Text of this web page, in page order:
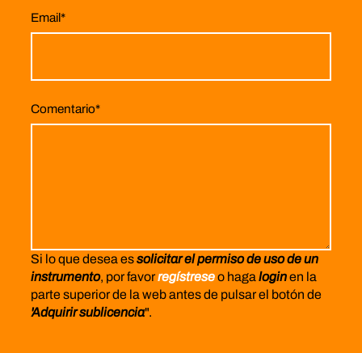
Email*
Comentario*
Si lo que desea essolicitar el permiso de uso de un
instrumento, por favorregístreseo haga loginen la
parte superior de la web antes de pulsar el botón de
'Adquirir sublicencia".